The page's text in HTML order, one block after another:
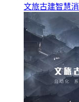
文旅古建智慧